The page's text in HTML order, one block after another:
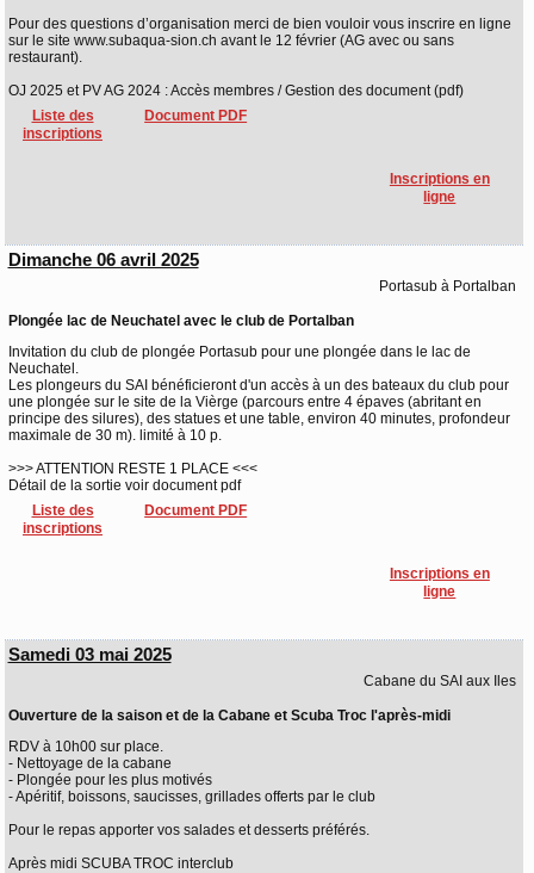
Pour des questions d’organisation merci de bien vouloir vous inscrire en ligne
sur le site www.subaqua-sion.ch avant le 12 février (AG avec ou sans
restaurant).
OJ 2025 et PV AG 2024 : Accès membres / Gestion des document (pdf)
Liste des
inscriptions
Document PDF
Inscriptions en
ligne
Dimanche 06 avril 2025
Portasub à Portalban
Plongée lac de Neuchatel avec le club de Portalban
Invitation du club de plongée Portasub pour une plongée dans le lac de
Neuchatel.
Les plongeurs du SAI bénéficieront d'un accès à un des bateaux du club pour
une plongée sur le site de la Vièrge (parcours entre 4 épaves (abritant en
principe des silures), des statues et une table, environ 40 minutes, profondeur
maximale de 30 m). limité à 10 p.
>>> ATTENTION RESTE 1 PLACE <<<
Détail de la sortie voir document pdf
Liste des
inscriptions
Document PDF
Inscriptions en
ligne
Samedi 03 mai 2025
Cabane du SAI aux Iles
Ouverture de la saison et de la Cabane et Scuba Troc l'après-midi
RDV à 10h00 sur place.
- Nettoyage de la cabane
- Plongée pour les plus motivés
- Apéritif, boissons, saucisses, grillades offerts par le club
Pour le repas apporter vos salades et desserts préférés.
Après midi SCUBA TROC interclub